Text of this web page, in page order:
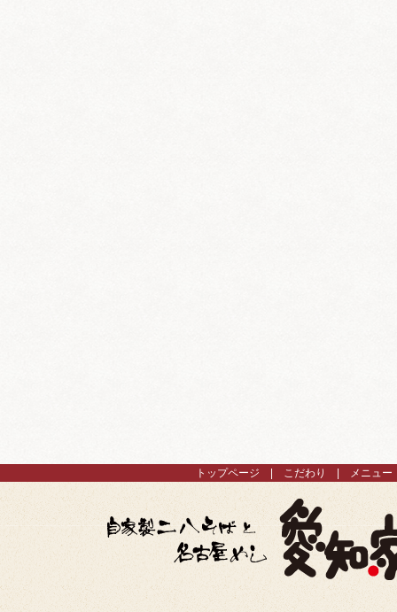
トップページ こだわり メニュー